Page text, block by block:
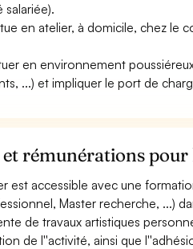
salariée).
en atelier, à domicile, chez le
en environnement
...) et impliquer le port de
rémunérations
est accessible avec une
Master recherche, ...)
de travaux artistiques
de l''activité, ainsi que